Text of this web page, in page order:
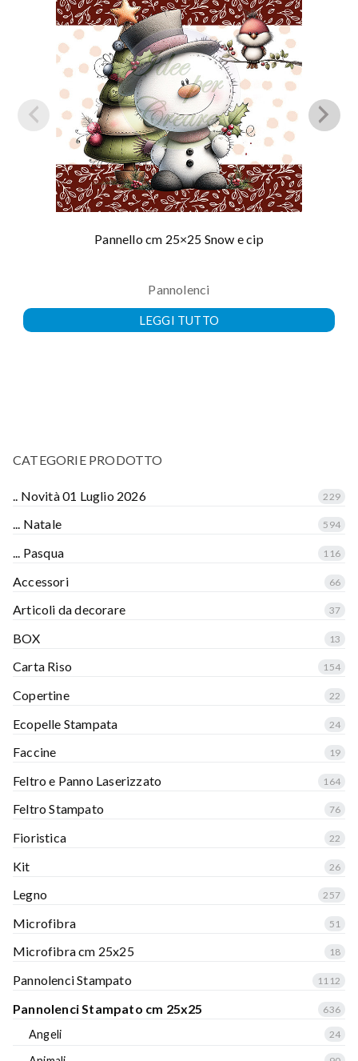
Pannello cm 25×25 Snow e cip
Pannolenci
LEGGI TUTTO
CATEGORIE PRODOTTO
.. Novità 01 Luglio 2026 229
... Natale 594
... Pasqua 116
Accessori 66
Articoli da decorare 37
BOX 13
Carta Riso 154
Copertine 22
Ecopelle Stampata 24
Faccine 19
Feltro e Panno Laserizzato 164
Feltro Stampato 76
Fioristica 22
Kit 26
Legno 257
Microfibra 51
Microfibra cm 25x25 18
Pannolenci Stampato 1112
Pannolenci Stampato cm 25x25 636
Angeli 24